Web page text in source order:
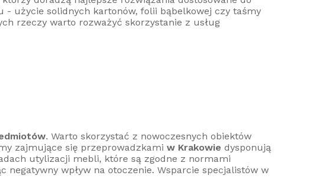
użycie solidnych kartonów, folii bąbelkowej czy taśmy
rzeczy warto rozważyć skorzystanie z usług
. Warto skorzystać z nowoczesnych obiektów
zajmujące się przeprowadzkami w Krakowie dysponują
utylizacji mebli, które są zgodne z normami
wpływ na otoczenie. Wsparcie specjalistów w